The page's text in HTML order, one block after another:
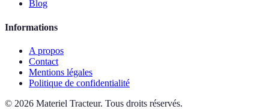
Blog
Informations
A propos
Contact
Mentions légales
Politique de confidentialité
© 2026 Materiel Tracteur. Tous droits réservés.